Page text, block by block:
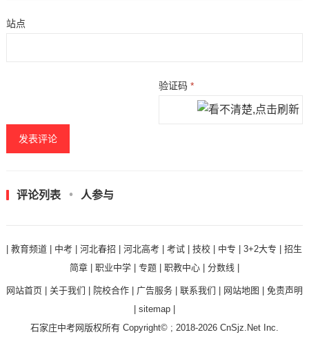
站点
验证码*
评论列表 人参与
|教育频道 中考 |河北春招 |河北高考 |考试 |技校 中专 |3+2大专 |招生
简章| 职业中学| 专题| 职教中心| 分数线|
网站首页| 关于我们 院校合作| 广告服务| 联系我们 网站地图
免责声明
sitemap|
石家庄中考网版权所有 Copyright© ; 2018-2026 CnSjz.NetInc.